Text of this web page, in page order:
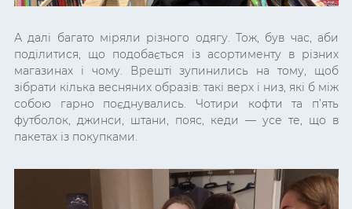
А далі багато міряли різного одягу. Тож, був час, аби
поділитися, що подобається із асортименту в різних
магазинах і чому. Врешті зупинились на тому, щоб
зібрати кілька весняних образів: такі верх і низ, які б між
собою гарно поєднувались. Чотири кофти та п’ять
футболок, джинси, штани, пояс, кеди — усе те, що в
пакетах із покупками.